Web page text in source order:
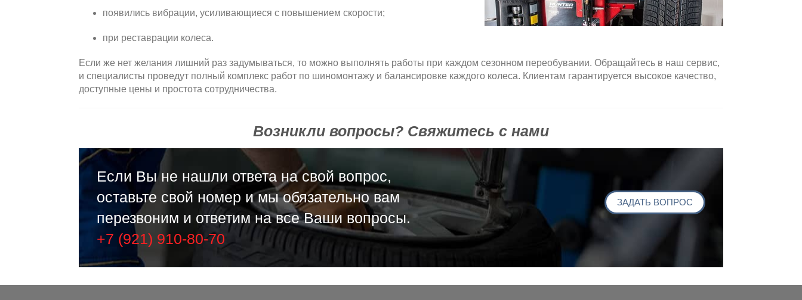
появились вибрации, усиливающиеся с повышением скорости;
при реставрации колеса.
Если же нет желания лишний раз задумываться, то можно выполнять работы при каждом сезонном переобувании. Обращайтесь в наш сервис,
и специалисты проведут полный комплекс работ по шиномонтажу и балансировке каждого колеса. Клиентам гарантируется высокое качество,
доступные цены и простота сотрудничества.
Возникли вопросы? Свяжитесь с нами
Если Вы не нашли ответа на свой вопрос,
оставьте свой номер и мы обязательно вам
перезвоним и ответим на все Ваши вопросы.
+7 (921) 910-80-70
ЗАДАТЬ ВОПРОС